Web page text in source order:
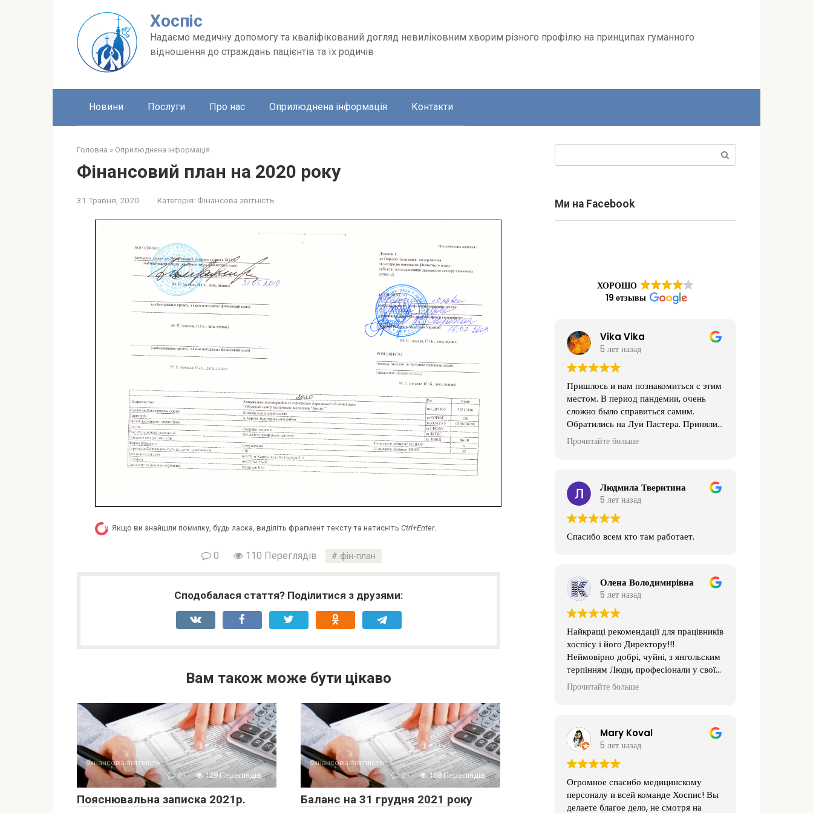
Хоспіс
Надаємо медичну допомогу та кваліфікований догляд невиліковним хворим різного профілю на принципах гуманного
відношення до страждань пацієнтів та їх родичів
Новини Послуги Про нас Оприлюднена інформація Контакти
Головна » Оприлюднена інформація
Фінансовий план на 2020 року
31 Травня, 2020 Категорія: Фінансова звітність
Якщо ви знайшли помилку, будь ласка, виділіть фрагмент тексту та натисніть Ctrl+Enter.
0 110 Переглядів фін-план
Сподобалася стаття? Поділитися з друзями:
Вам також може бути цікаво
Фінансова звітність
0
129 Переглядів
Пояснювальна записка 2021р.
Фінансова звітність
0
168 Переглядів
Баланс на 31 грудня 2021 року
Ми на Facebook
ХОРОШО
19 отзывы
Vika Vika
5 лет назад
Пришлось и нам познакомиться с этим
местом. В период пандемии, очень
сложно было справиться самим.
Обратились на Луи Пастера. Приняли
нас хорошо, насчёт поборов даже не
слышали. Оплачивали согласно
Они реально нас выручили.
Прочитайте больше
Людмила Тверитина
5 лет назад
Спасибо всем кто там работает.
Олена Володимирівна
5 лет назад
Найкращі рекомендації для працівників
хоспісу і його Директору!!!
Неймовірно добрі, чуйні, з янгольским
терпінням Люди, професіонали у своїй
тяжкій праці (як емоційно, так і
фізично)!!!
заклад на рівні!!!
Щиро дякую Вам!!! Бережи Вас Бог!!!
??????????
Прочитайте больше
Mary Koval
5 лет назад
Огромное спасибо медицинскому
персоналу и всей команде Хоспис! Вы
делаете благое дело, не смотря на